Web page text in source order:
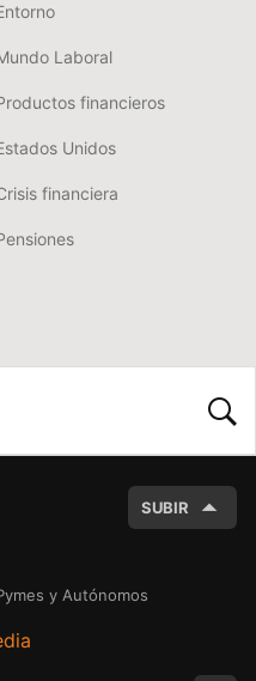
Laboral
financieros
Unidos
financiera
SUBIR
y Autónomos